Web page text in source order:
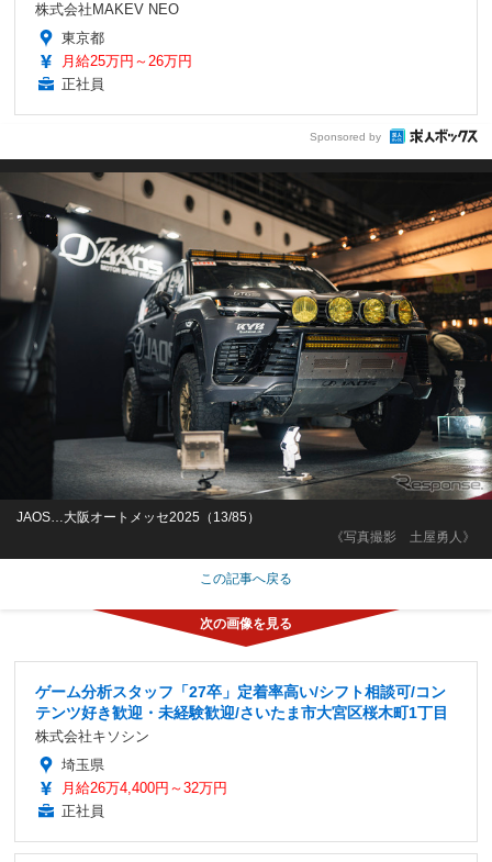
株式会社MAKEV NEO
東京都
月給25万円～26万円
正社員
Sponsored by
《写真撮影 土屋勇人》
JAOS…大阪オートメッセ2025（13/85）
この記事へ戻る
ゲーム分析スタッフ「27卒」定着率高い/シフト相談可/コン
テンツ好き歓迎・未経験歓迎/さいたま市大宮区桜木町1丁目
株式会社キソシン
埼玉県
月給26万4,400円～32万円
正社員